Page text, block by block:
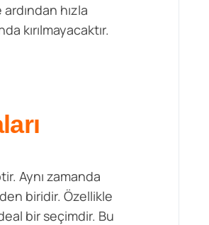
ardından hızla
kırılmayacaktır.
Aynı zamanda
biridir. Özellikle
bir seçimdir. Bu